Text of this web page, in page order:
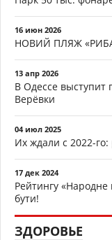
16 июн 2026
НОВИЙ ПЛЯЖ
13 апр 2026
В Одессе выступит
Верёвки
04 июл 2025
Их ждали с 2022-
17 дек 2024
Рейтингу «Народне
бути!
ЗДОРОВЬЕ